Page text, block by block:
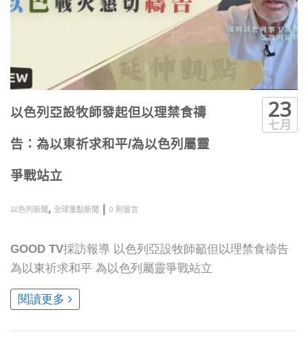
以色列亞設牧師發起但以理禁食禱
告：為以東祈求和平/為以色列屬靈
爭戰站立
以色列新聞 , 全球重點新聞 0 則留言
23
七月
GOOD TV採訪報導 以色列亞設牧師籲但以理禁食禱告
為以東祈求和平 為以色列屬靈爭戰站立
閱讀更多